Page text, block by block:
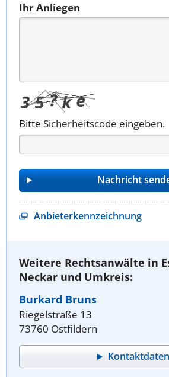
Ihr Anliegen
Bitte Sicherheitscode eingeben.
Anbieterkennzeichnung
Weitere Rechtsanwälte in
Neckar und Umkreis:
Burkard Bruns
Riegelstraße 13
73760 Ostfildern
Kontaktdaten